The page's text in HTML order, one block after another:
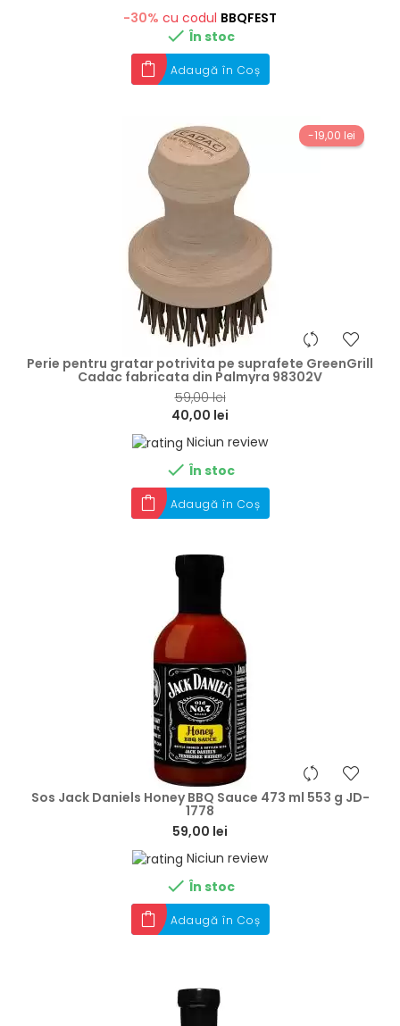
-30% cu codul BBQFEST
 În stoc
Adaugă în Coș
-19,00 lei
Perie pentru gratar potrivita pe suprafete GreenGrill
Cadac fabricata din Palmyra 98302V
59,00 lei
40,00 lei
Niciun review
 În stoc
Adaugă în Coș
Sos Jack Daniels Honey BBQ Sauce 473 ml 553 g JD-
1778
59,00 lei
Niciun review
 În stoc
Adaugă în Coș